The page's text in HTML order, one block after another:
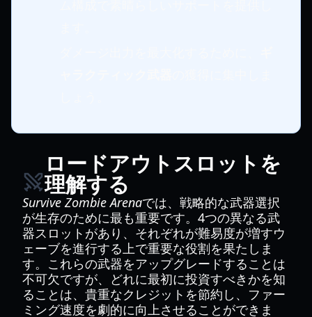
ロードアウトスロットを
理解する
Survive Zombie Arenaでは、戦略的な武器選択
が生存のために最も重要です。4つの異なる武
器スロットがあり、それぞれが難易度が増すウ
ェーブを進行する上で重要な役割を果たしま
す。これらの武器をアップグレードすることは
不可欠ですが、どれに最初に投資すべきかを知
ることは、貴重なクレジットを節約し、ファー
ミング速度を劇的に向上させることができま